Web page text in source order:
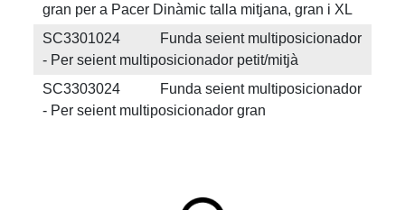
gran per a Pacer Dinàmic talla mitjana, gran i XL
SC3301024 Funda seient multiposicionador
- Per seient multiposicionador petit/mitjà
SC3303024 Funda seient multiposicionador
- Per seient multiposicionador gran